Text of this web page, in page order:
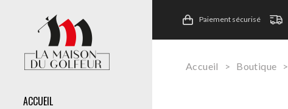
ACCUEIL
Paiement sécurisé
Accueil > Boutique >